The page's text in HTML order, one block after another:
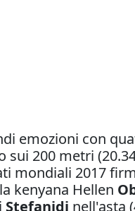
emozioni con
sui 200 metri
mondiali 2017
kenyana Hellen
Stefanidi nell'asta